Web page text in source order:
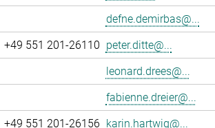
defne.demirbas@...
+49 551 201-26110 peter.ditte@...
leonard.drees@...
fabienne.dreier@...
+49 551 201-26156 karin.hartwig@...